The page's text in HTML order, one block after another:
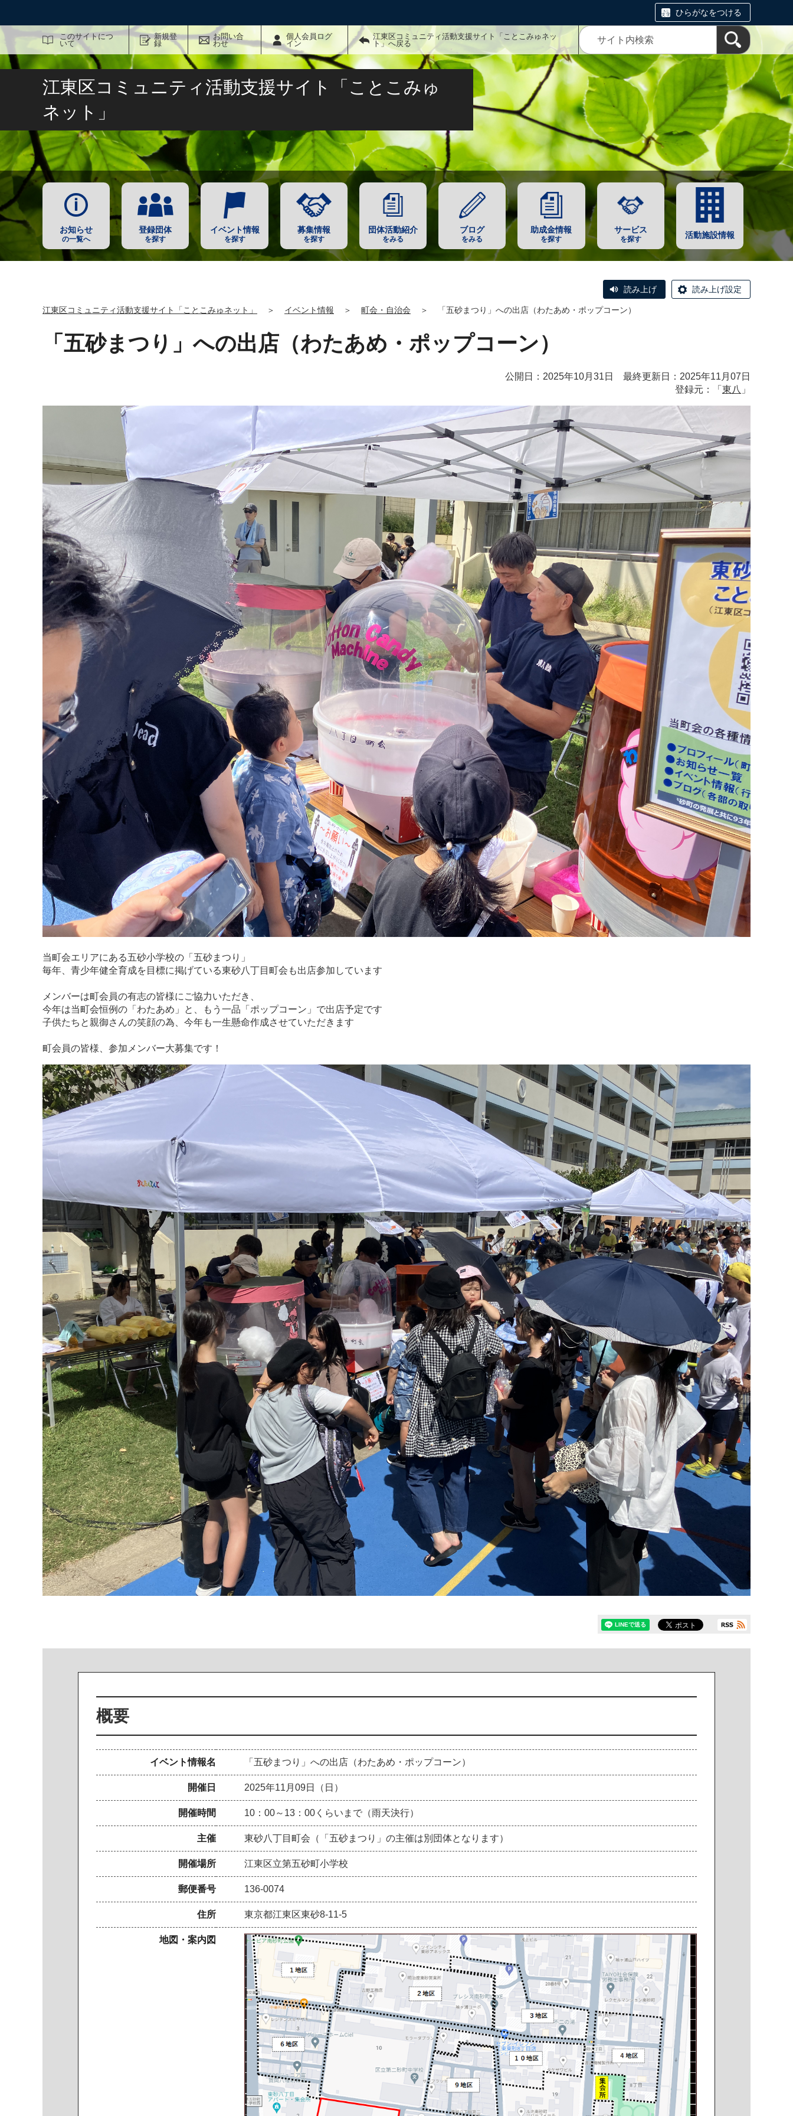
ひらがなをつける
このサイトにつ
いて
新規登
録
お問い合
わせ
個人会員ログ
イン
江東区コミュニティ活動支援サイト「ことこみゅネッ
ト」へ戻る
サイト内検索
江東区コミュニティ活動支援サイト「ことこみゅ
ネット」
お知らせ
の一覧へ
登録団体
を探す
イベント情報
を探す
募集情報
を探す
団体活動紹介
をみる
ブログ
をみる
助成金情報
を探す
サービス
を探す 活動施設情報
読み上げ 読み上げ設定
江東区コミュニティ活動支援サイト「ことこみゅネット」 ＞ イベント情報 ＞ 町会・自治会 ＞ 「五砂まつり」への出店（わたあめ・ポップコーン）
「五砂まつり」への出店（わたあめ・ポップコーン）
公開日：2025年10月31日 最終更新日：2025年11月07日
登録元：「 東八 」
当町会エリアにある五砂小学校の「五砂まつり」
毎年、青少年健全育成を目標に掲げている東砂八丁目町会も出店参加しています
メンバーは町会員の有志の皆様にご協力いただき、
今年は当町会恒例の「わたあめ」と、もう一品「ポップコーン」で出店予定です
子供たちと親御さんの笑顔の為、今年も一生懸命作成させていただきます
町会員の皆様、参加メンバー大募集です！
概要
イベント情報名 「五砂まつり」への出店（わたあめ・ポップコーン）
開催日 2025年11月09日（日）
開催時間 10：00～13：00くらいまで（雨天決行）
主催 東砂八丁目町会（「五砂まつり」の主催は別団体となります）
開催場所 江東区立第五砂町小学校
郵便番号 136-0074
住所 東京都江東区東砂8-11-5
地図・案内図